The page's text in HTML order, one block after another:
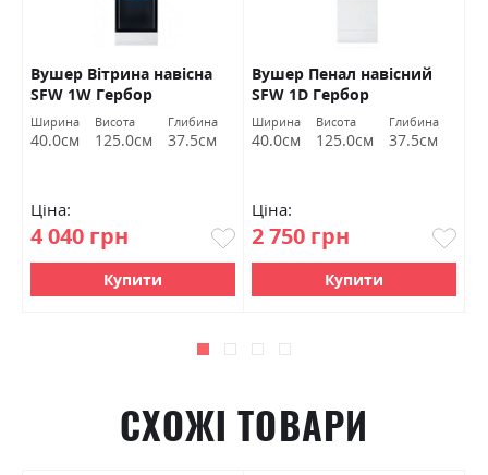
Вушер Вітрина навісна
SFW 1W Гербор
Ширина
40.0см
Висота
125.0см
Глибина
37.5см
Ціна:
4 040 грн
Купити
Вушер Пенал навісний
SFW 1D Гербор
Ширина
40.0см
Висота
125.0см
Глибина
37.5см
Ціна:
2 750 грн
Купити
СХОЖІ ТОВАРИ